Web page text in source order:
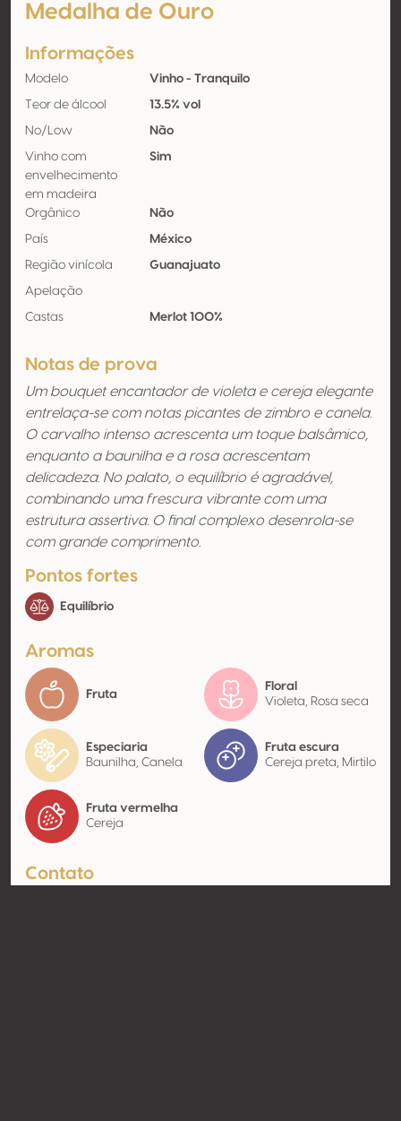
Medalha de Ouro
Informações
Modelo Vinho - Tranquilo
Teor de álcool 13.5% vol
No/Low Não
Vinho com
envelhecimento
em madeira
Sim
Orgânico Não
País México
Região vinícola Guanajuato
Apelação
Castas Merlot 100%
Notas de prova
Um bouquet encantador de violeta e cereja elegante
entrelaça-se com notas picantes de zimbro e canela.
O carvalho intenso acrescenta um toque balsâmico,
enquanto a baunilha e a rosa acrescentam
delicadeza. No palato, o equilíbrio é agradável,
combinando uma frescura vibrante com uma
estrutura assertiva. O final complexo desenrola-se
com grande comprimento.
Pontos fortes
Equilíbrio
Aromas
Fruta
Floral
Violeta, Rosa seca
Especiaria
Baunilha, Canela
Fruta escura
Cereja preta, Mirtilo
Fruta vermelha
Cereja
Contato